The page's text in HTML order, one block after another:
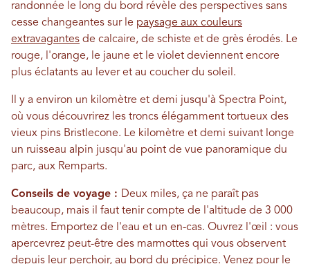
randonnée le long du bord révèle des perspectives sans
cesse changeantes sur le paysage aux couleurs
extravagantes de calcaire, de schiste et de grès érodés. Le
rouge, l'orange, le jaune et le violet deviennent encore
plus éclatants au lever et au coucher du soleil.
Il y a environ un kilomètre et demi jusqu'à Spectra Point,
où vous découvrirez les troncs élégamment tortueux des
vieux pins Bristlecone. Le kilomètre et demi suivant longe
un ruisseau alpin jusqu'au point de vue panoramique du
parc, aux Remparts.
Conseils de voyage : Deux miles, ça ne paraît pas
beaucoup, mais il faut tenir compte de l'altitude de 3 000
mètres. Emportez de l'eau et un en-cas. Ouvrez l'œil : vous
apercevrez peut-être des marmottes qui vous observent
depuis leur perchoir, au bord du précipice. Venez pour le